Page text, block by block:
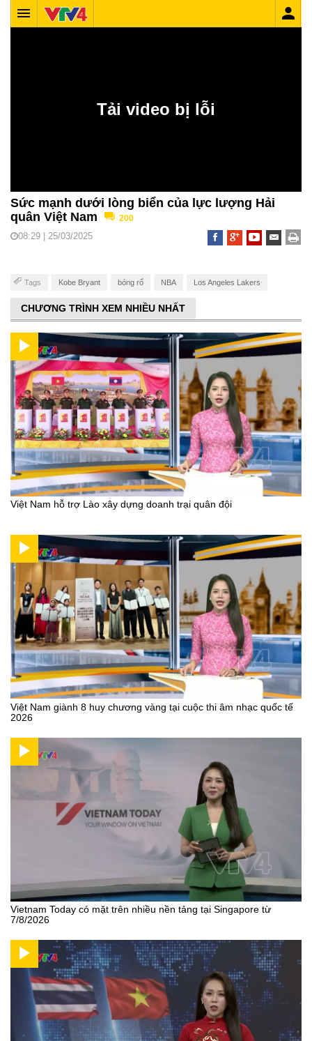
Sức mạnh dưới lòng biển của lực lượng Hải
quân Việt Nam
200
08:29 | 25/03/2025
Tags Kobe Bryant bóng rổ NBA Los Angeles Lakers
CHƯƠNG TRÌNH XEM NHIỀU NHẤT
Việt Nam hỗ trợ Lào xây dựng doanh trại quân đội
Việt Nam giành 8 huy chương vàng tại cuộc thi âm nhạc quốc tế
2026
Vietnam Today có mặt trên nhiều nền tảng tại Singapore từ
7/8/2026